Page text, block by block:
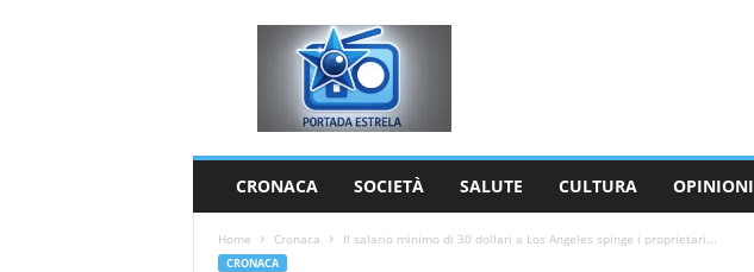
CRONACA SOCIETÀ SALUTE CULTURA OPINIONI
Home Cronaca Il salario minimo di 30 dollari a Los Angeles spinge i proprietari...
CRONACA